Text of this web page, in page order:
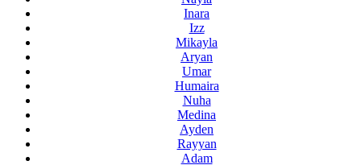
Inara
Izz
Mikayla
Aryan
Umar
Humaira
Nuha
Medina
Ayden
Rayyan
Adam